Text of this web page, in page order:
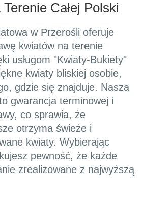
Całej Polski
w Przerośli oferuje
kwiatów na terenie
usługom "Kwiaty-Bukiety"
kwiaty bliskiej osobie,
gdzie się znajduje. Nasza
gwarancja terminowej i
co sprawia, że
otrzyma świeże i
kwiaty. Wybierając
pewność, że każde
zrealizowane z najwyższą